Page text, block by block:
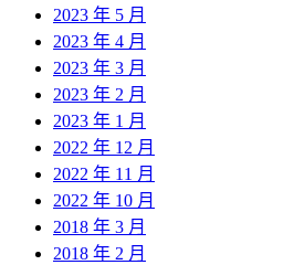
2023 年 5 月
2023 年 4 月
2023 年 3 月
2023 年 2 月
2023 年 1 月
2022 年 12 月
2022 年 11 月
2022 年 10 月
2018 年 3 月
2018 年 2 月